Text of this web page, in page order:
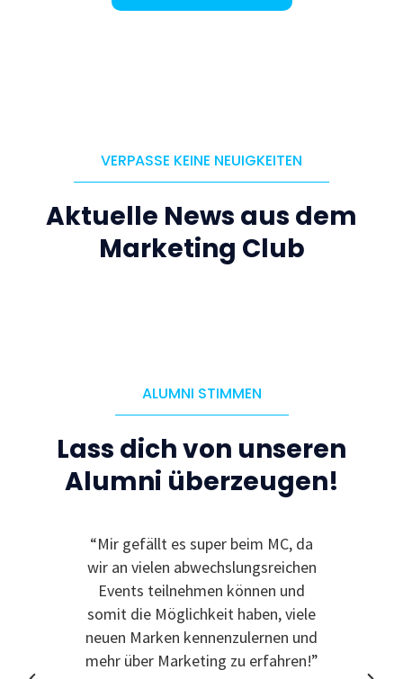
VERPASSE KEINE NEUIGKEITEN
Aktuelle News aus dem
Marketing Club
ALUMNI STIMMEN
Lass dich von unseren
Alumni überzeugen!
“Mir gefällt es super beim MC, da
wir an vielen abwechslungsreichen
Events teilnehmen können und
somit die Möglichkeit haben, viele
neuen Marken kennenzulernen und
mehr über Marketing zu erfahren!”